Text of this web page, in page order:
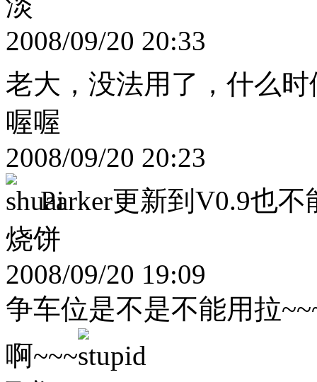
2008/09/20 20:33
老大，没法用了，什么
喔喔
2008/09/20 20:23
Parker更新到V0.9也不
烧饼
2008/09/20 19:09
争车位是不是不能用拉
啊~~~